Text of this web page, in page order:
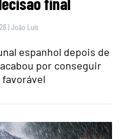
|João Luís
espanhol depois de
por conseguir